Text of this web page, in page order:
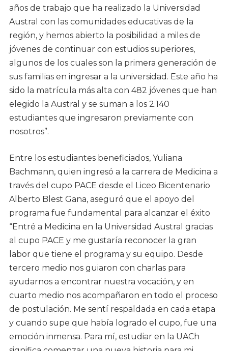
años de trabajo que ha realizado la Universidad
Austral con las comunidades educativas de la
región, y hemos abierto la posibilidad a miles de
jóvenes de continuar con estudios superiores,
algunos de los cuales son la primera generación de
sus familias en ingresar a la universidad. Este año ha
sido la matrícula más alta con 482 jóvenes que han
elegido la Austral y se suman a los 2.140
estudiantes que ingresaron previamente con
nosotros”.
Entre los estudiantes beneficiados, Yuliana
Bachmann, quien ingresó a la carrera de Medicina a
través del cupo PACE desde el Liceo Bicentenario
Alberto Blest Gana, aseguró que el apoyo del
programa fue fundamental para alcanzar el éxito
“Entré a Medicina en la Universidad Austral gracias
al cupo PACE y me gustaría reconocer la gran
labor que tiene el programa y su equipo. Desde
tercero medio nos guiaron con charlas para
ayudarnos a encontrar nuestra vocación, y en
cuarto medio nos acompañaron en todo el proceso
de postulación. Me sentí respaldada en cada etapa
y cuando supe que había logrado el cupo, fue una
emoción inmensa. Para mí, estudiar en la UACh